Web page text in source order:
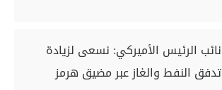
نائب الرئيس الأميركي: نسعى لزيادة
تدفق النفط والغاز عبر مضيق هرمز